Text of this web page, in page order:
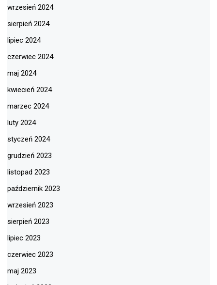
wrzesień 2024
sierpień 2024
lipiec 2024
czerwiec 2024
maj 2024
kwiecień 2024
marzec 2024
luty 2024
styczeń 2024
grudzień 2023
listopad 2023
październik 2023
wrzesień 2023
sierpień 2023
lipiec 2023
czerwiec 2023
maj 2023